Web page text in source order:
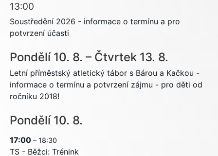
13:00
Soustředění 2026 - informace o termínu a pro
potvrzení účasti
Pondělí 10. 8. – Čtvrtek 13. 8.
Letní příměstský atletický tábor s Bárou a Kačkou -
informace o termínu a potvrzení zájmu - pro děti od
ročníku 2018!
Pondělí 10. 8.
17:00 – 18:30
TS - Běžci: Trénink